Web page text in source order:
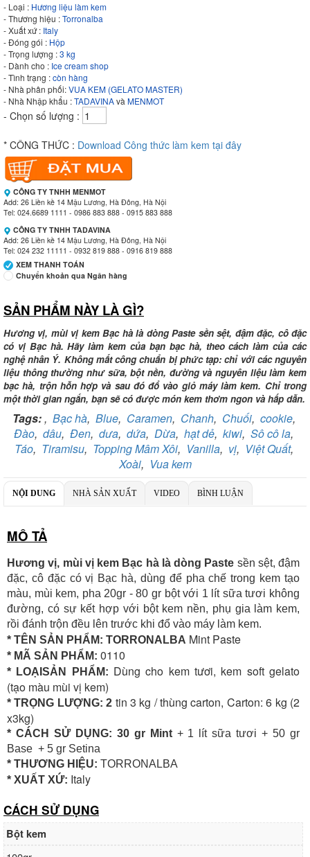
- Loại : Hương liệu làm kem
- Thương hiệu :Torronalba
- Xuất xứ : Italy
- Đóng gói : Hộp
- Trọng lượng :3 kg
- Dành cho : Ice cream shop
- Tình trạng :còn hàng
- Nhà phân phối:VUA KEM (GELATO MASTER)
- Nhà Nhập khẩu :TADAVINAvà MENMOT
- Chọn số lượng :
* CÔNG THỨC : Download Công thức làm kem tại đây
CÔNG TY TNHH MENMOT
Add: 26 Liền kề 14 Mậu Lương, Hà Đông, Hà Nội
Tel: 024.6689 1111 - 0986 883 888 - 0915 883 888
CÔNG TY TNHH TADAVINA
Add: 26 Liền kề 14 Mậu Lương, Hà Đông, Hà Nội
Tel: 024 232 11111 - 0932 819 888 - 0916 819 888
XEM THANH TOÁN
Chuyển khoản qua Ngân hàng
Ngân hàng Ngoại thương Việt Nam
Chi nhánh:
Chủ TK:
CÔNG TY TNHH MENMOT
Số TK:
069 1000 811 888
Ngân hàng Ngoại thương Việt Nam
Chi nhánh:
Vietcombank Tây Hà Nội
Chủ TK:
CÔNG TY TNHH TADAVINA
Số TK:
069 1000 886 001
Ngân hàng TMCP Việt Nam Thịnh Vượng
Chi nhánh:
Chi nhánh VBbank Hà Nội
Chủ TK:
Nguyễn Văn Tuấn
Số TK:
222 899 001
Ngân hàng Ngoại thương Việt Nam
SẢN PHẨM NÀY LÀ GÌ?
Hương vị, mùi vị kem Bạc hà là dòng Paste sền sệt, đậm đặc, cô đặc
có vị Bạc hà. Hãy làm kem của bạn bạc hà, theo cách làm của các
nghệ nhân Ý. Không mất công chuẩn bị phức tạp: chỉ với các nguyên
liệu thông thường như sữa, bột nền, đường và nguyên liệu làm kem
bạc hà, trộn hỗn hợp và sau đó đổ vào giỏ máy làm kem. Chỉ trong
một thời gian ngắn, bạn sẽ có được món kem thơm ngon và hấp dẫn.
Tags:, Bạc hà, Blue, Caramen, Chanh, Chuối, cookie,
Đào, dâu, Đen, dưa, dứa, Dừa, hạt dẻ, kiwi, Sô cô la,
Táo, Tiramisu, Topping Mâm Xôi, Vanilla, vị, Việt Quất,
Xoài, Vua kem
NỘI DUNG NHÀ SẢN XUẤT VIDEO BÌNH LUẬN
MÔ TẢ
Hương vị, mùi vị kem Bạc hà là dòng Paste sền sệt, đậm
đặc, cô đặc có vị Bạc hà, dùng để pha chế trong kem tạo
màu, mùi kem, pha 20gr - 80 gr bột với 1 lít sữa tươi không
đường, có sự kết hợp với bột kem nền, phụ gia làm kem,
rồi đánh trộn đều lên trước khi đổ vào máy làm kem.
* TÊN SẢN PHẨM: TORRONALBA Mint Paste
* MÃ SẢN PHẨM: 0110
* LOẠISẢN PHẨM: Dùng cho kem tươi, kem soft gelato
(tạo màu mùi vị kem)
* TRỌNG LƯỢNG: 2 tin 3 kg / thùng carton, Carton: 6 kg (2
x3kg)
* CÁCH SỬ DỤNG: 30 gr Mint + 1 lít sữa tươi + 50 gr
Base + 5 gr Setina
* THƯƠNG HIỆU: TORRONALBA
* XUẤT XỨ: Italy
CÁCH SỬ DỤNG
Bột kem